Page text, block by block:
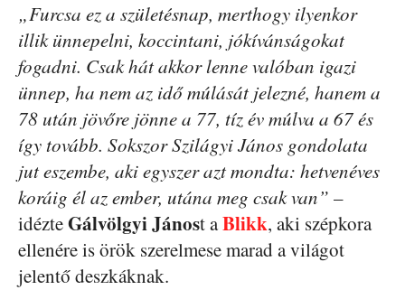
„Furcsa ez a születésnap, merthogy ilyenkor
illik ünnepelni, koccintani, jókívánságokat
fogadni. Csak hát akkor lenne valóban igazi
ünnep, ha nem az idő múlását jelezné, hanem a
78 után jövőre jönne a 77, tíz év múlva a 67 és
így tovább. Sokszor Szilágyi János gondolata
jut eszembe, aki egyszer azt mondta: hetvenéves
koráig él az ember, utána meg csak van” –
idézteGálvölgyi Jánost aBlikk, aki szépkora
ellenére is örök szerelmese marad a világot
jelentő deszkáknak.